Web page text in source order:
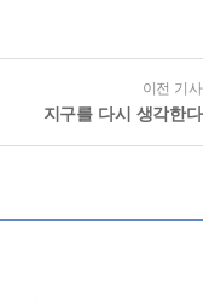
이전 기사
지구를 다시 생각한다